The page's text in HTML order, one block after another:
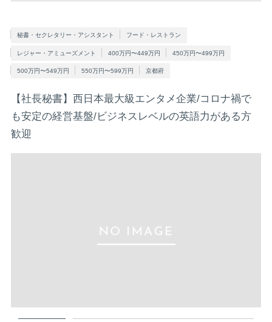
秘書・セクレタリー・アシスタント フード・レストラン
レジャー・アミューズメント 400万円〜449万円 450万円〜499万円
500万円〜549万円 550万円〜599万円 京都府
【社長秘書】西日本最大級エンタメ企業/コロナ禍で
も安定の経営基盤/ビジネスレベルの英語力がある方
歓迎